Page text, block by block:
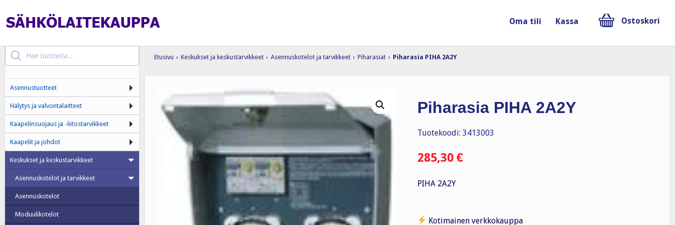
Oma tili Kassa Ostoskori
Etusivu › Keskukset ja keskustarvikkeet › Asennuskotelot ja tarvikkeet › Piharasiat › Piharasia PIHA 2A2Y
Piharasia PIHA 2A2Y
Tuotekoodi: 3413003
285,30 €
PIHA 2A2Y
Kotimainen verkkokauppa
Products
search
Asennustuotteet
Hälytys ja valvontalaitteet
Kaapelinsuojaus ja -liitostarvikkeet
Kaapelit ja johdot
Keskukset ja keskustarvikkeet
Asennuskotelot ja tarvikkeet
Asennuskotelot
Moduulikotelot